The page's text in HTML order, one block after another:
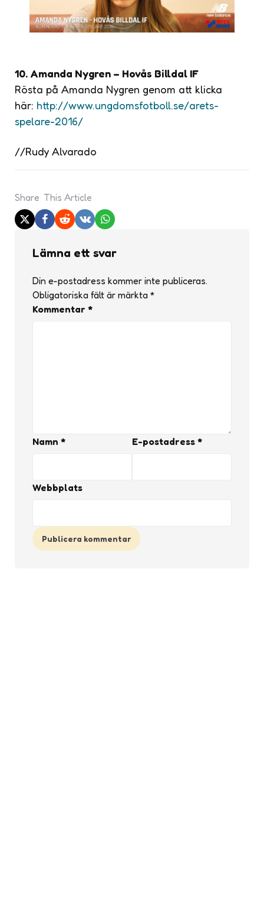
10. Amanda Nygren – Hovås Billdal IF
Rösta på Amanda Nygren genom att klicka
här: http://www.ungdomsfotboll.se/arets-
spelare-2016/
//Rudy Alvarado
Share This Article
Lämna ett svar
Din e-postadress kommer inte publiceras.
Obligatoriska fält är märkta *
Kommentar *
Namn * E-postadress *
Webbplats